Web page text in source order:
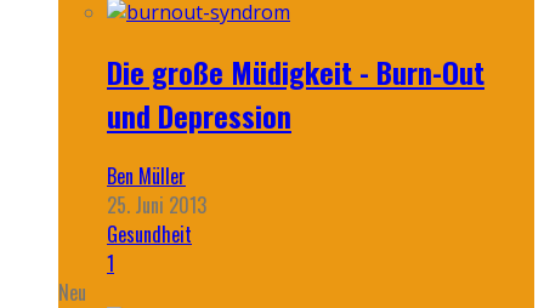
Die große Müdigkeit - Burn-Out
und Depression
Ben Müller
25. Juni 2013
Gesundheit
1
Neu